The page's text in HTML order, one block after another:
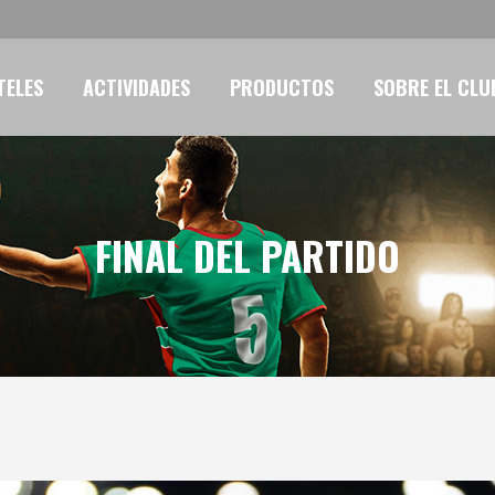
ACTIVIDADES PRODUCTOS SOBRE EL
FINAL DEL PARTIDO